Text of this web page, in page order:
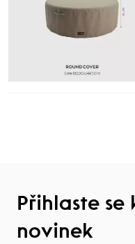
Přihlaste se
novinek